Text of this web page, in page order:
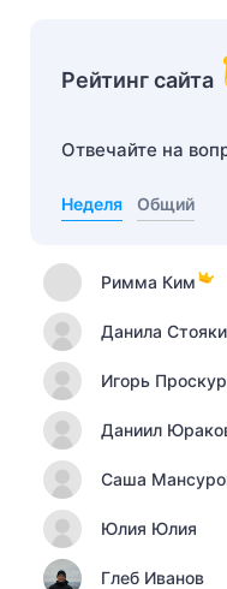
Рейтинг сайта
Отвечайте на
Неделя Общий
Римма Ким
Данила
Игорь
Даниил
Саша
Юлия Юлия
Глеб Иванов